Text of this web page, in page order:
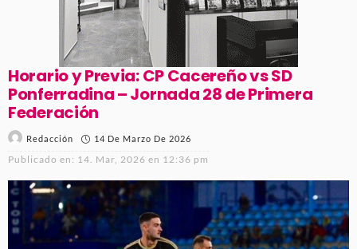
Horario y Previa: CP Cacereño vs SD
Ponferradina – Jornada 28 de Primera
Federación
Redacción 14 De Marzo De 2026
Publicado en: 14. Mar, 2026 en 12:36 pm